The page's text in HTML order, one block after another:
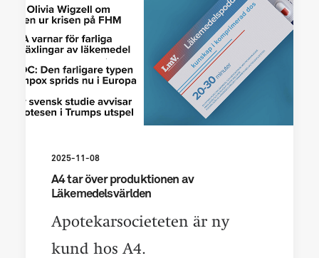
2025-11-08
A4 tar över produktionen av
Läkemedelsvärlden
Apotekarsocieteten är ny
kund hos A4.